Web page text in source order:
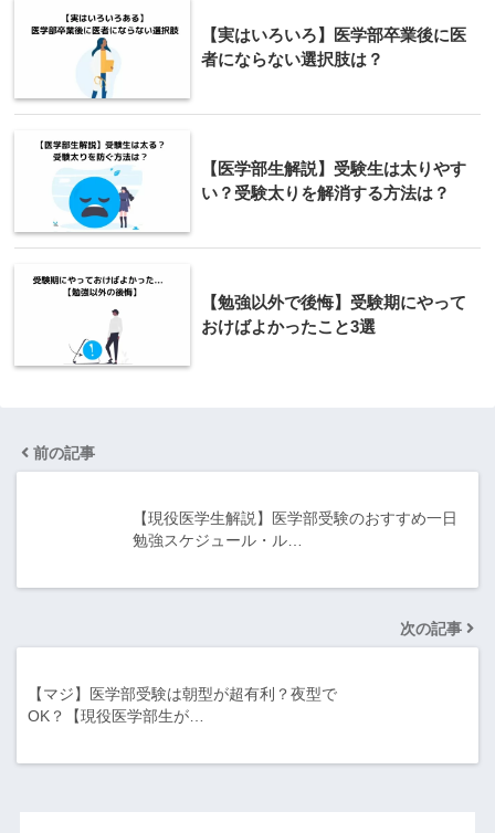
【実はいろいろ】医学部卒業後に医
者にならない選択肢は？
【医学部生解説】受験生は太りやす
い？受験太りを解消する方法は？
【勉強以外で後悔】受験期にやって
おけばよかったこと3選
前の記事
【現役医学生解説】医学部受験のおすすめ一日
勉強スケジュール・ル…
次の記事
【マジ】医学部受験は朝型が超有利？夜型で
OK？【現役医学部生が…